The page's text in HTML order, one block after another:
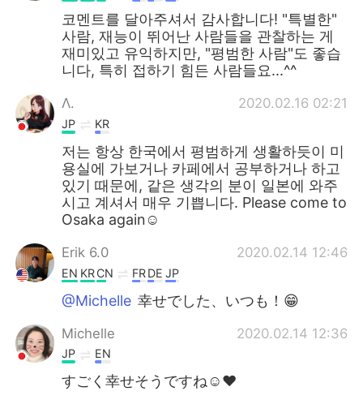
코멘트를 달아주셔서 감사합니다! "특별한"
사람, 재능이 뛰어난 사람들을 관찰하는 게
재미있고 유익하지만, "평범한 사람"도 좋습
니다, 특히 접하기 힘든 사람들요...^^
Λ. 2020.02.16 02:21
JP KR
저는 항상 한국에서 평범하게 생활하듯이 미
용실에 가보거나 카페에서 공부하거나 하고
있기 때문에, 같은 생각의 분이 일본에 와주
시고 계셔서 매우 기쁩니다. Please come to
Osaka again☺️
Erik 6.0 2020.02.14 12:46
EN KRCN FRDE JP
@Michelle 幸せでした、いつも！😁
Michelle 2020.02.14 12:36
JP EN
すごく幸せそうですね☺️❤️